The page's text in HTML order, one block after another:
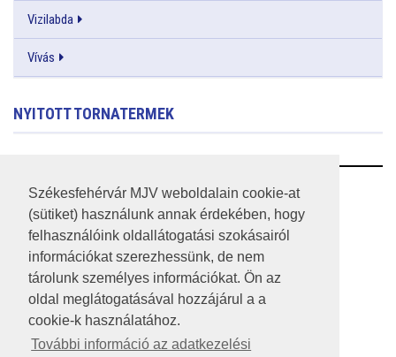
Székesfehérvár MJV weboldalain cookie-at
(sütiket) használunk annak érdekében, hogy
felhasználóink oldallátogatási szokásairól
információkat szerezhessünk, de nem
tárolunk személyes információkat. Ön az
oldal meglátogatásával hozzájárul a a
cookie-k használatához.
További információ az adatkezelési
Vizilabda
Vívás
NYITOTT TORNATERMEK
RSS
A HONLAP 2017.03.31-I ÁLLAPOTA
JOGI NYILATKOZAT
IMPRESSZUM